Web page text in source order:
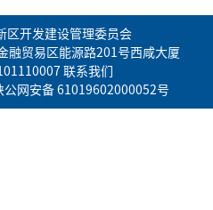
区开发建设管理委员会
融贸易区能源路201号西咸大厦
联系我们
公网安备 61019602000052号